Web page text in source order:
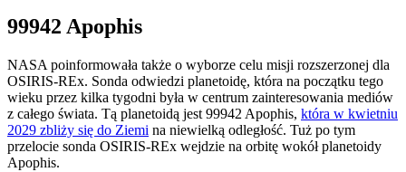
99942 Apophis
NASA poinformowała także o wyborze celu misji rozszerzonej dla
OSIRIS-REx. Sonda odwiedzi planetoidę, która na początku tego
wieku przez kilka tygodni była w centrum zainteresowania mediów
z całego świata. Tą planetoidą jest 99942 Apophis, która w kwietniu
2029 zbliży się do Ziemi na niewielką odległość. Tuż po tym
przelocie sonda OSIRIS-REx wejdzie na orbitę wokół planetoidy
Apophis.